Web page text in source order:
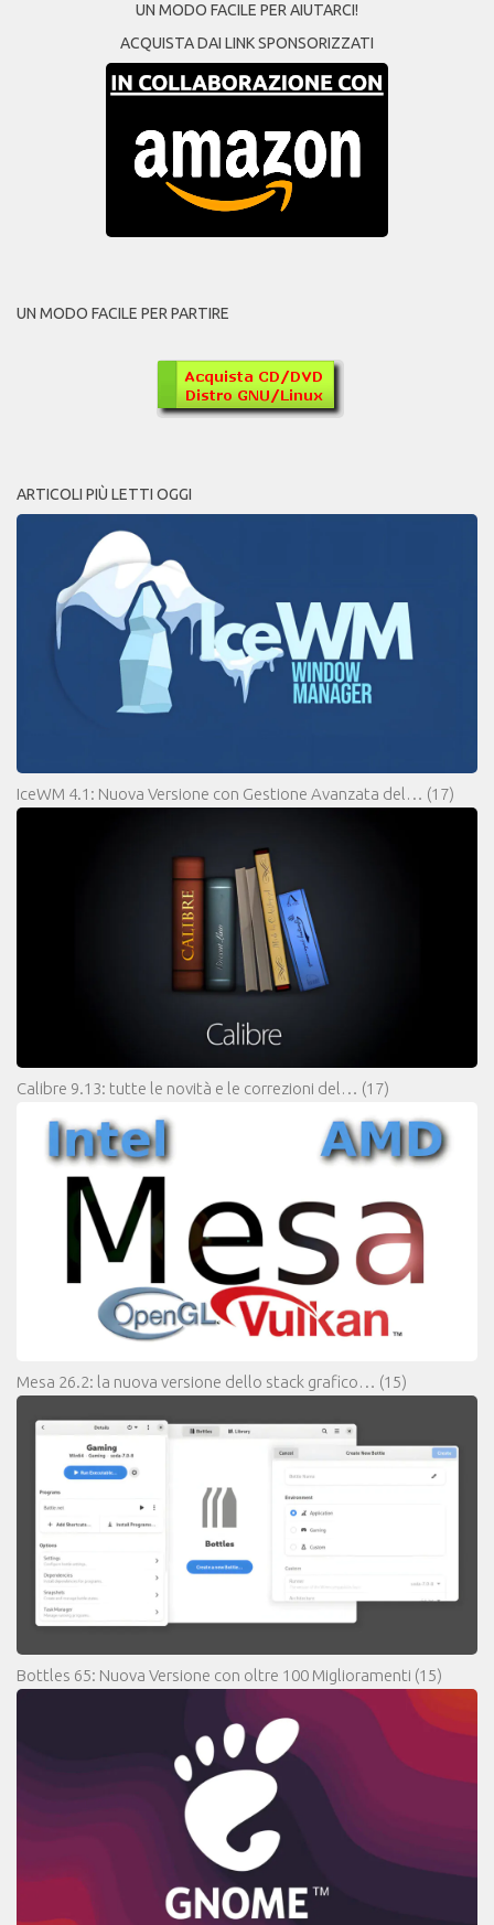
UN MODO FACILE PER AIUTARCI!
ACQUISTA DAI LINK SPONSORIZZATI
UN MODO FACILE PER PARTIRE
ARTICOLI PIÙ LETTI OGGI
IceWM 4.1: Nuova Versione con Gestione Avanzata del… (17)
Calibre 9.13: tutte le novità e le correzioni del… (17)
Mesa 26.2: la nuova versione dello stack grafico… (15)
Bottles 65: Nuova Versione con oltre 100 Miglioramenti (15)